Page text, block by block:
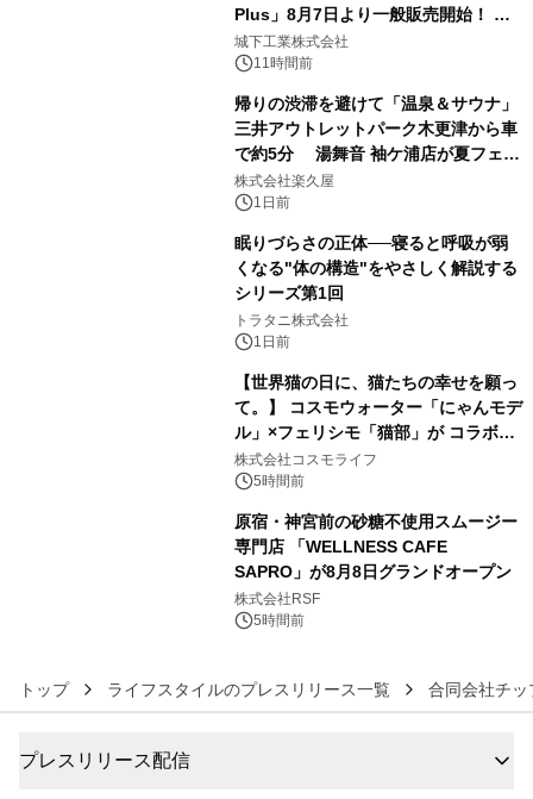
Plus」8月7日より一般販売開始！ ケ
ーブル1本つなぐだけ、テレビの音が
ぐっと豊かに
城下工業株式会社
11時間前
帰りの渋滞を避けて「温泉＆サウナ」
三井アウトレットパーク木更津から車
で約5分 湯舞音 袖ケ浦店が夏フェア
メニューを提供
株式会社楽久屋
1日前
眠りづらさの正体──寝ると呼吸が弱
くなる"体の構造"をやさしく解説する
シリーズ第1回
トラタニ株式会社
1日前
【世界猫の日に、猫たちの幸せを願っ
て。】 コスモウォーター「にゃんモデ
ル」×フェリシモ「猫部」が コラボキ
ャンペーンを実施
株式会社コスモライフ
5時間前
原宿・神宮前の砂糖不使用スムージー
専門店 「WELLNESS CAFE
SAPRO」が8月8日グランドオープン
株式会社RSF
5時間前
トップ ライフスタイルのプレスリリース一覧 合同会社チッ
プレスリリース配信